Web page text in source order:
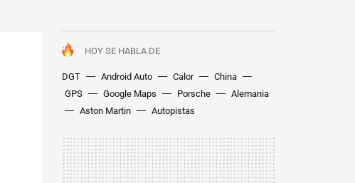
HOY SE HABLA DE
DGT Android Auto Calor
China
GPS
Google Maps Porsche
Alemania
Aston Martin
Autopistas